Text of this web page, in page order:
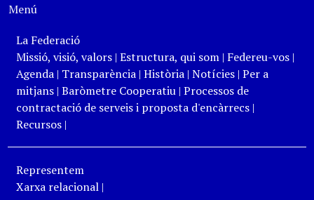
Menú
La Federació
Missió, visió, valors| Estructura, qui som| Federeu-vos|
Agenda | Transparència| Història| Notícies | Per a
mitjans| Baròmetre Cooperatiu| Processos de
contractació de serveis i proposta d'encàrrecs|
Recursos|
Representem
Xarxa relacional|